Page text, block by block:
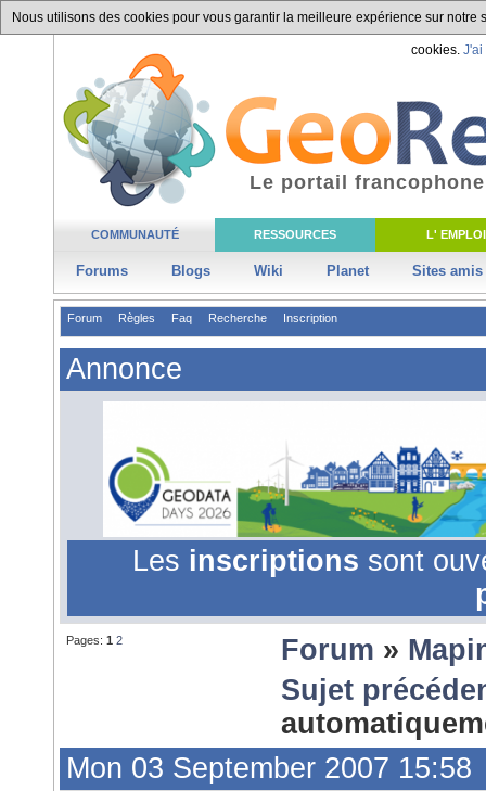
Nous utilisons des cookies pour vous garantir la meilleure expérience sur
cookies. J'ai
COMMUNAUTÉ RESSOURCES L' EMPLOI
Forums Blogs Wiki Planet Sites amis
Le portail
Forum Règles Faq Recherche Inscription
Annonce
Les inscriptions sont
Pages: 1 2 Forum »
Sujet
Mon 03 September 2007 15:58